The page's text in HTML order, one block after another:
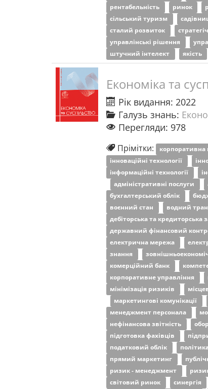
рентабельність
ринок
сільський туризм
сталий розвиток
управлінські рішення
штучний інтелект
якість
Економіка та
Рік видання: 2022
Галузь знань:
Перегляди: 978
Прімітки: корпоративна
інноваційні технології
інформаційні технології
адміністративні послуги
бухгалтерський облік
воєнний стан
водний
дебіторська та кредиторська
державний фінансовий
електрична мережа
знання
комерційний банк
корпоративне управління
мінімізація ризиків
маркетингові комунікації
менеджмент персонала
нефінансова звітність
підготовка фахівців
податковий облік
прямий маркетинг
ризик - менеджмент
світовий ринок
синергія